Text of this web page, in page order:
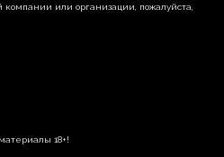
или организации, пожалуйста,
18+!